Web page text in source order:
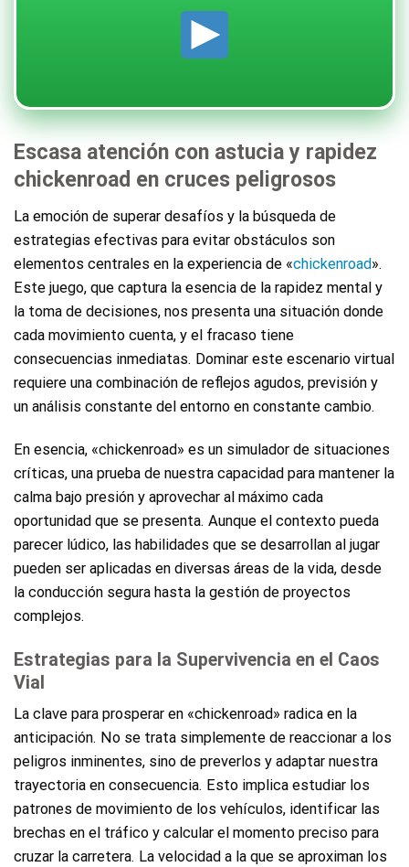
Escasa atención con astucia y rapidez
chickenroad en cruces peligrosos
La emoción de superar desafíos y la búsqueda de
estrategias efectivas para evitar obstáculos son
elementos centrales en la experiencia de «chickenroad».
Este juego, que captura la esencia de la rapidez mental y
la toma de decisiones, nos presenta una situación donde
cada movimiento cuenta, y el fracaso tiene
consecuencias inmediatas. Dominar este escenario virtual
requiere una combinación de reflejos agudos, previsión y
un análisis constante del entorno en constante cambio.
En esencia, «chickenroad» es un simulador de situaciones
críticas, una prueba de nuestra capacidad para mantener la
calma bajo presión y aprovechar al máximo cada
oportunidad que se presenta. Aunque el contexto pueda
parecer lúdico, las habilidades que se desarrollan al jugar
pueden ser aplicadas en diversas áreas de la vida, desde
la conducción segura hasta la gestión de proyectos
complejos.
Estrategias para la Supervivencia en el Caos
Vial
La clave para prosperar en «chickenroad» radica en la
anticipación. No se trata simplemente de reaccionar a los
peligros inminentes, sino de preverlos y adaptar nuestra
trayectoria en consecuencia. Esto implica estudiar los
patrones de movimiento de los vehículos, identificar las
brechas en el tráfico y calcular el momento preciso para
cruzar la carretera. La velocidad a la que se aproximan los